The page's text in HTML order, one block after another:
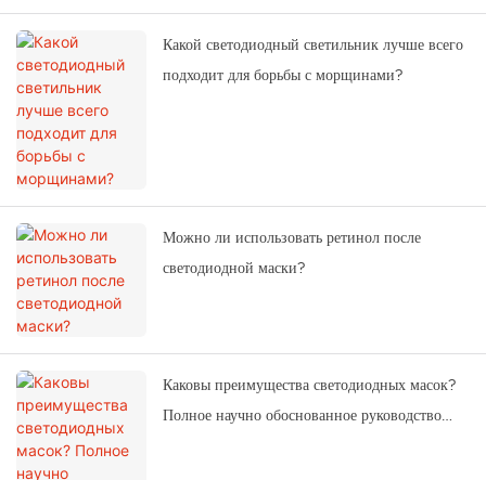
Какой светодиодный светильник лучше всего
подходит для борьбы с морщинами?
Можно ли использовать ретинол после
светодиодной маски?
Каковы преимущества светодиодных масок?
Полное научно обоснованное руководство